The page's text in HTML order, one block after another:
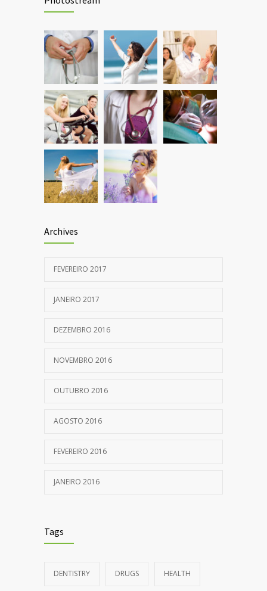
Can breakfast help keep us thin? Nutrition
science is tricky
1295
JANEIRO 5, 2017
Archives
FEVEREIRO 2017
JANEIRO 2017
DEZEMBRO 2016
NOVEMBRO 2016
OUTUBRO 2016
AGOSTO 2016
FEVEREIRO 2016
JANEIRO 2016
Tags
DENTISTRY DRUGS HEALTH